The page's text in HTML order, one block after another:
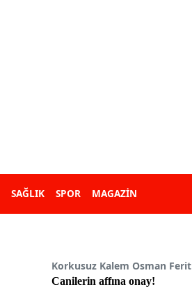
SAĞLIK SPOR MAGAZİN
Korkusuz Kalem Osman Ferit
Canilerin affına onay!